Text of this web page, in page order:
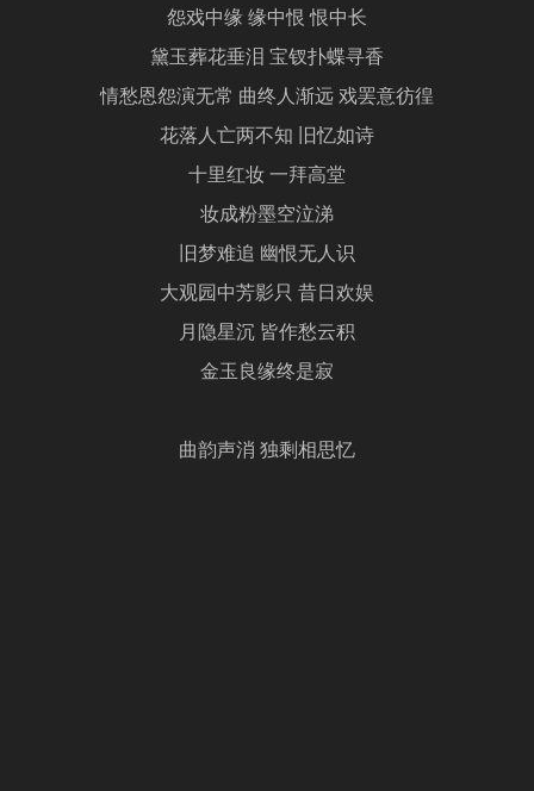
怨戏中缘 缘中恨 恨中长
黛玉葬花垂泪 宝钗扑蝶寻香
情愁恩怨演无常 曲终人渐远 戏罢意彷徨
花落人亡两不知 旧忆如诗
十里红妆 一拜高堂
妆成粉墨空泣涕
旧梦难追 幽恨无人识
大观园中芳影只 昔日欢娱
月隐星沉 皆作愁云积
金玉良缘终是寂
曲韵声消 独剩相思忆